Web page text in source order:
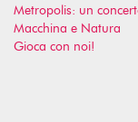
Metropolis: un
Macchina e Natura
Gioca con noi!